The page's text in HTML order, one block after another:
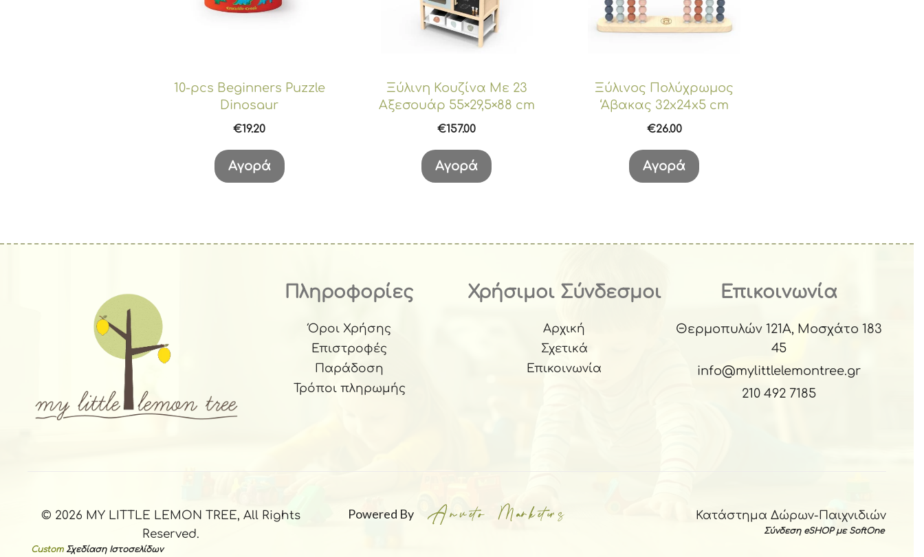
10-pcs Beginners Puzzle
Dinosaur
€19.20
Αγορά
Ξύλινη Κουζίνα Με 23
Αξεσουάρ 55×29,5×88 cm
€157.00
Αγορά
Ξύλινος Πολύχρωμος
‘Αβακας 32x24x5 cm
€26.00
Αγορά
Πληροφορίες
Όροι Χρήσης
Επιστροφές
Παράδοση
Τρόποι πληρωμής
Χρήσιμοι Σύνδεσμοι
Αρχική
Σχετικά
Επικοινωνία
Επικοινωνία
Θερμοπυλών 121Α, Μοσχάτο 183
45
info@mylittlelemontree.gr
210 492 7185
© 2026 MY LITTLE LEMON TREE, All Rights
Reserved.
Custom Σχεδίαση Ιστοσελίδων
Powered By Κατάστημα Δώρων-Παιχνιδιών
Σύνδεση eSHOP με SoftOne